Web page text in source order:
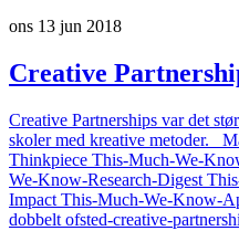
ons 13 jun 2018
Creative
Creative Partnerships var det
skoler med kreative metoder.
Thinkpiece This-Much-We-
We-Know-Research-Digest
Impact This-Much-We-Know-
dobbelt ofsted-creative-